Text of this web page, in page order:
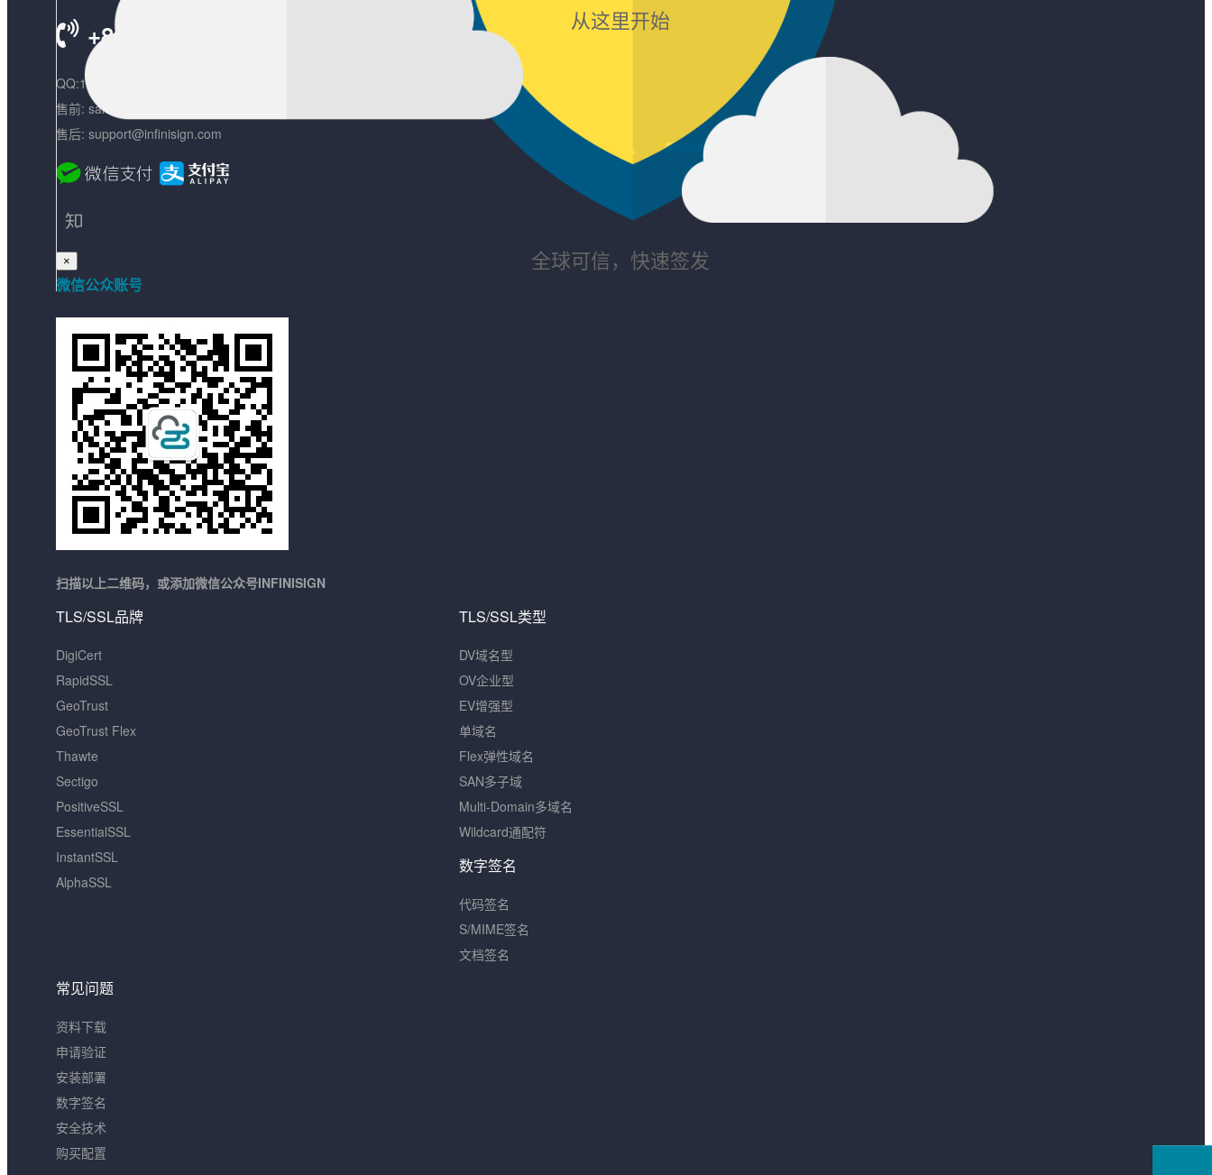
全球可信，快速签发
从这里开始
+86 18621392393
QQ:1684041543
售前: sales@infinisign.com
售后: support@infinisign.com
×
微信公众账号
扫描以上二维码，或添加微信公众号INFINISIGN
TLS/SSL品牌
DigiCert
RapidSSL
GeoTrust
GeoTrust Flex
Thawte
Sectigo
PositiveSSL
EssentialSSL
InstantSSL
AlphaSSL
TLS/SSL类型
DV域名型
OV企业型
EV增强型
单域名
Flex弹性域名
SAN多子域
Multi-Domain多域名
Wildcard通配符
数字签名
代码签名
S/MIME签名
文档签名
常见问题
资料下载
申请验证
安装部署
数字签名
安全技术
购买配置